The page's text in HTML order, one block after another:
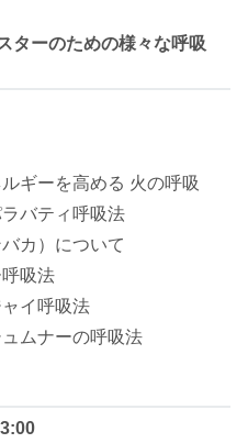
ターのための様々な呼吸
ギーを高める 火の呼吸
バティ呼吸法
カ）について
吸法
イ呼吸法
ムナーの呼吸法